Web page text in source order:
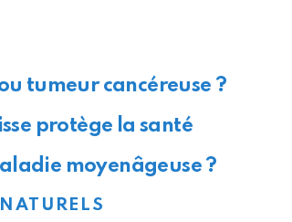
tumeur cancéreuse ?
protège la santé
moyenâgeuse ?